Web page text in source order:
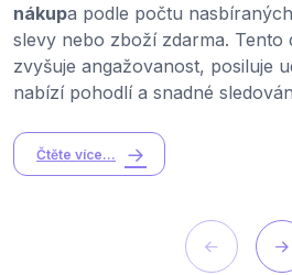
nákupa podle počtu
slevy nebo zboží zdarma. Tento
zvyšuje angažovanost, posiluje
nabízí pohodlí a snadné
Čtěte více...